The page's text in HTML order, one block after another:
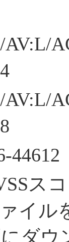
AV:L/
AV:L/
44612
ス
イル
ダウ